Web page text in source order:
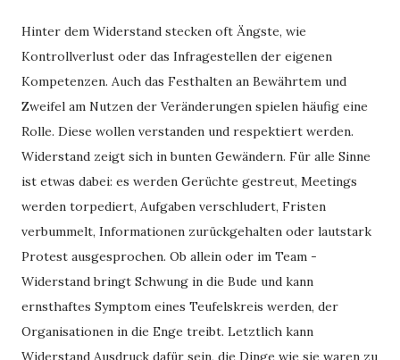
Hinter dem Widerstand stecken oft Ängste, wie
Kontrollverlust oder das Infragestellen der eigenen
Kompetenzen. Auch das Festhalten an Bewährtem und
Zweifel am Nutzen der Veränderungen spielen häufig eine
Rolle. Diese wollen verstanden und respektiert werden.
Widerstand zeigt sich in bunten Gewändern. Für alle Sinne
ist etwas dabei: es werden Gerüchte gestreut, Meetings
werden torpediert, Aufgaben verschludert, Fristen
verbummelt, Informationen zurückgehalten oder lautstark
Protest ausgesprochen. Ob allein oder im Team -
Widerstand bringt Schwung in die Bude und kann
ernsthaftes Symptom eines Teufelskreis werden, der
Organisationen in die Enge treibt. Letztlich kann
Widerstand Ausdruck dafür sein, die Dinge wie sie waren zu